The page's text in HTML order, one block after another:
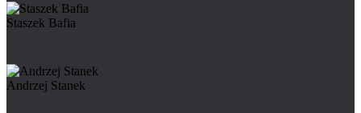
Staszek Bafia
Andrzej Stanek